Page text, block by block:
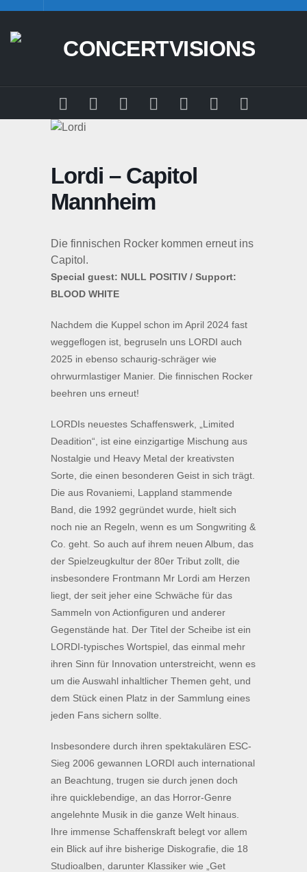
content
Lordi – Capitol
Mannheim
Die finnischen Rocker kommen erneut ins
Capitol.
Special guest: NULL POSITIV / Support:
BLOOD WHITE
Nachdem die Kuppel schon im April 2024 fast
weggeflogen ist, begruseln uns LORDI auch
2025 in ebenso schaurig-schräger wie
ohrwurmlastiger Manier. Die finnischen Rocker
beehren uns erneut!
LORDIs neuestes Schaffenswerk, „Limited
Deadition“, ist eine einzigartige Mischung aus
Nostalgie und Heavy Metal der kreativsten
Sorte, die einen besonderen Geist in sich trägt.
Die aus Rovaniemi, Lappland stammende
Band, die 1992 gegründet wurde, hielt sich
noch nie an Regeln, wenn es um Songwriting &
Co. geht. So auch auf ihrem neuen Album, das
der Spielzeugkultur der 80er Tribut zollt, die
insbesondere Frontmann Mr Lordi am Herzen
liegt, der seit jeher eine Schwäche für das
Sammeln von Actionfiguren und anderer
Gegenstände hat. Der Titel der Scheibe ist ein
LORDI-typisches Wortspiel, das einmal mehr
ihren Sinn für Innovation unterstreicht, wenn es
um die Auswahl inhaltlicher Themen geht, und
dem Stück einen Platz in der Sammlung eines
jeden Fans sichern sollte.
Insbesondere durch ihren spektakulären ESC-
Sieg 2006 gewannen LORDI auch international
an Beachtung, trugen sie durch jenen doch
ihre quicklebendige, an das Horror-Genre
angelehnte Musik in die ganze Welt hinaus.
Ihre immense Schaffenskraft belegt vor allem
ein Blick auf ihre bisherige Diskografie, die 18
Studioalben, darunter Klassiker wie „Get